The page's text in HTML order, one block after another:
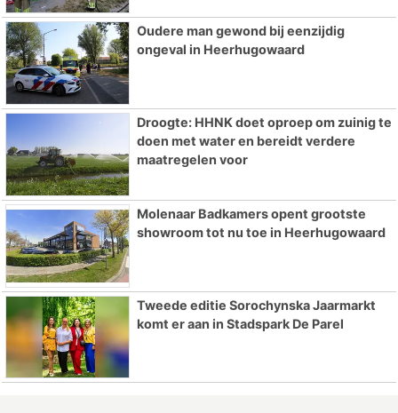
Oudere man gewond bij eenzijdig
ongeval in Heerhugowaard
Droogte: HHNK doet oproep om zuinig te
doen met water en bereidt verdere
maatregelen voor
Molenaar Badkamers opent grootste
showroom tot nu toe in Heerhugowaard
Tweede editie Sorochynska Jaarmarkt
komt er aan in Stadspark De Parel